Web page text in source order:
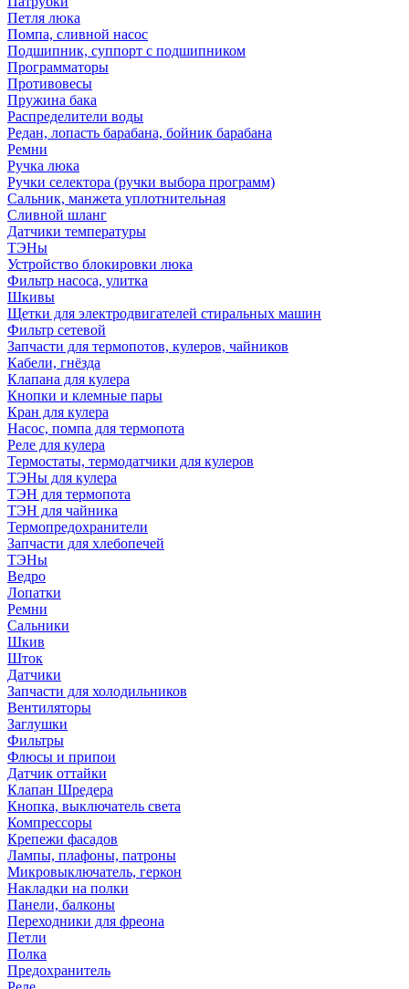
Петля люка
Помпа, сливной насос
Подшипник, суппорт с подшипником
Программаторы
Противовесы
Пружина бака
Распределители воды
Редан, лопасть барабана, бойник барабана
Ремни
Ручка люка
Ручки селектора (ручки выбора программ)
Сальник, манжета уплотнительная
Сливной шланг
Датчики температуры
ТЭНы
Устройство блокировки люка
Фильтр насоса, улитка
Шкивы
Щетки для электродвигателей стиральных машин
Фильтр сетевой
Запчасти для термопотов, кулеров, чайников
Кабели, гнёзда
Клапана для кулера
Кнопки и клемные пары
Кран для кулера
Насос, помпа для термопота
Реле для кулера
Термостаты, термодатчики для кулеров
ТЭНы для кулера
ТЭН для термопота
ТЭН для чайника
Термопредохранители
Запчасти для хлебопечей
ТЭНы
Ведро
Лопатки
Ремни
Сальники
Шкив
Шток
Датчики
Запчасти для холодильников
Вентиляторы
Заглушки
Фильтры
Флюсы и припои
Датчик оттайки
Клапан Шредера
Кнопка, выключатель света
Компрессоры
Крепежи фасадов
Лампы, плафоны, патроны
Микровыключатель, геркон
Накладки на полки
Панели, балконы
Переходники для фреона
Петли
Полка
Предохранитель